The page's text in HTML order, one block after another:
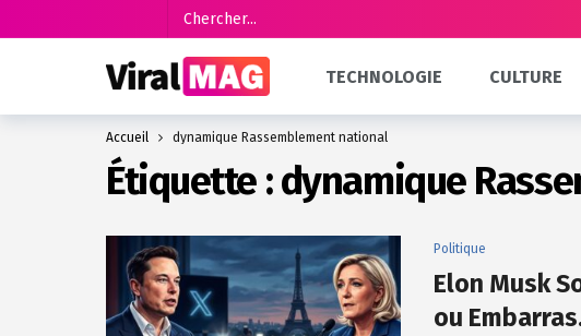
TECHNOLOGIE CULTURE
Accueil dynamique Rassemblement national
Étiquette :dynamique
Politique
Elon Musk
ou